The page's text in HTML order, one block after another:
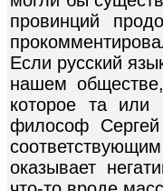
провинций
Если русский
нашем
которое та
философ
оказывает